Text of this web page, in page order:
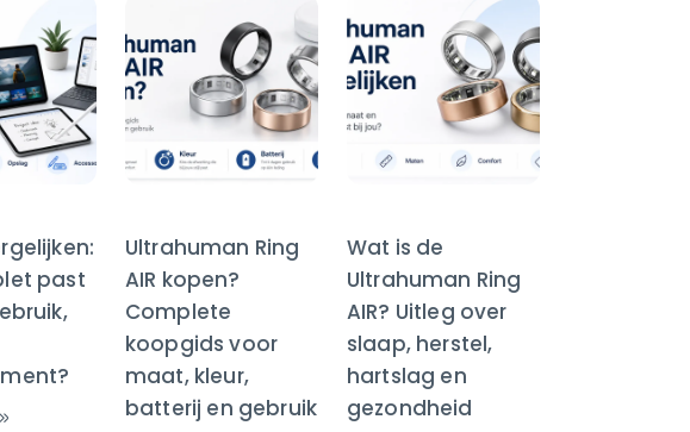
past
Ultrahuman Ring
AIR kopen?
Complete
koopgids voor
maat, kleur,
batterij en gebruik
Wat is de
Ultrahuman Ring
AIR? Uitleg over
slaap, herstel,
hartslag en
gezondheid